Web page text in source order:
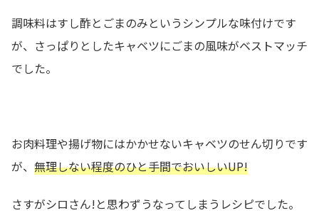
調味料はすし酢とごまのみというシンプルな味付けです
が、さっぱりとしたキャベツにごまの風味がベストマッチ
でした。
お肉料理や揚げ物にはかかせないキャベツのせん切りです
が、 無理しない程度のひと手間でおいしいUP!
さすがシロさん!と思わずうなってしまうレシピでした。